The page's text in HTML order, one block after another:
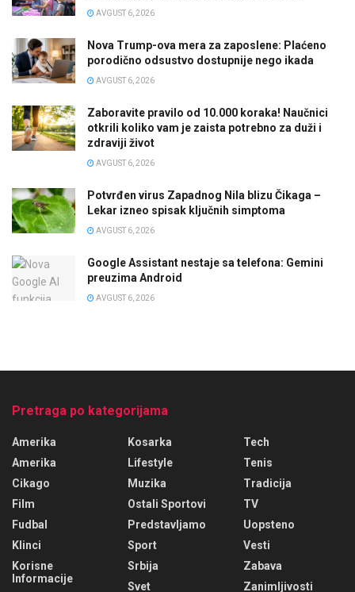
AVGUST 6, 2026
Nova Trump-ova mera za zaposlene: Plaćeno
porodično odsustvo dostupnije nego ikada
AVGUST 6, 2026
Zaboravite pravilo od 10.000 koraka! Naučnici
otkrili koliko vam je zaista potrebno za duži i
zdraviji život
AVGUST 6, 2026
Potvrđen virus Zapadnog Nila blizu Čikaga –
Lekar izneo spisak ključnih simptoma
AVGUST 6, 2026
Google Assistant nestaje sa telefona: Gemini
preuzima Android
AVGUST 6, 2026
Pretraga po kategorijama
Amerika
Amerika
Cikago
Film
Fudbal
Klinci
Korisne
Informacije
Kosarka
Lifestyle
Muzika
Ostali Sportovi
Predstavljamo
Sport
Srbija
Svet
Tech
Tenis
Tradicija
TV
Uopsteno
Vesti
Zabava
Zanimljivosti